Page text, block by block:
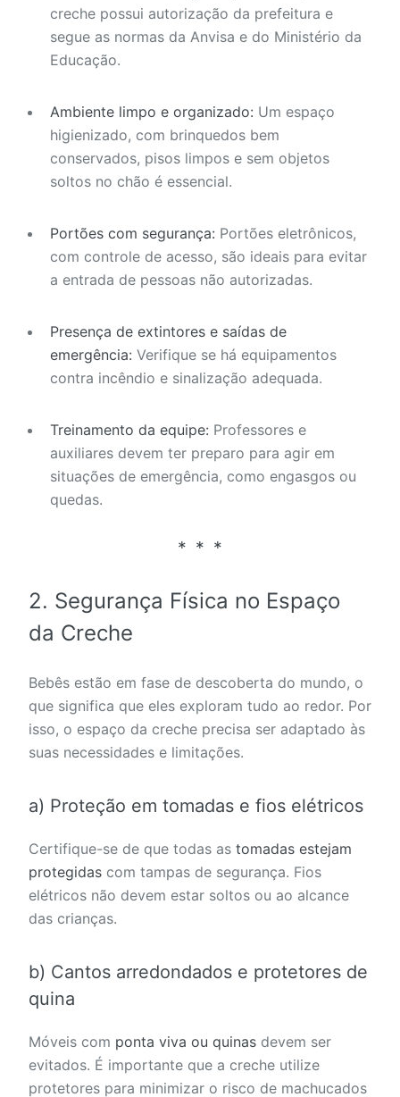
creche possui autorização da prefeitura e
segue as normas da Anvisa e do Ministério da
Educação.
Ambiente limpo e organizado: Um espaço
higienizado, com brinquedos bem
conservados, pisos limpos e sem objetos
soltos no chão é essencial.
Portões com segurança: Portões eletrônicos,
com controle de acesso, são ideais para evitar
a entrada de pessoas não autorizadas.
Presença de extintores e saídas de
emergência: Verifique se há equipamentos
contra incêndio e sinalização adequada.
Treinamento da equipe: Professores e
auxiliares devem ter preparo para agir em
situações de emergência, como engasgos ou
quedas.
2. Segurança Física no Espaço
da Creche
Bebês estão em fase de descoberta do mundo, o
que significa que eles exploram tudo ao redor. Por
isso, o espaço da creche precisa ser adaptado às
suas necessidades e limitações.
a) Proteção em tomadas e fios elétricos
Certifique-se de que todas as tomadas estejam
protegidas com tampas de segurança. Fios
elétricos não devem estar soltos ou ao alcance
das crianças.
b) Cantos arredondados e protetores de
quina
Móveis com ponta viva ou quinas devem ser
evitados. É importante que a creche utilize
protetores para minimizar o risco de machucados